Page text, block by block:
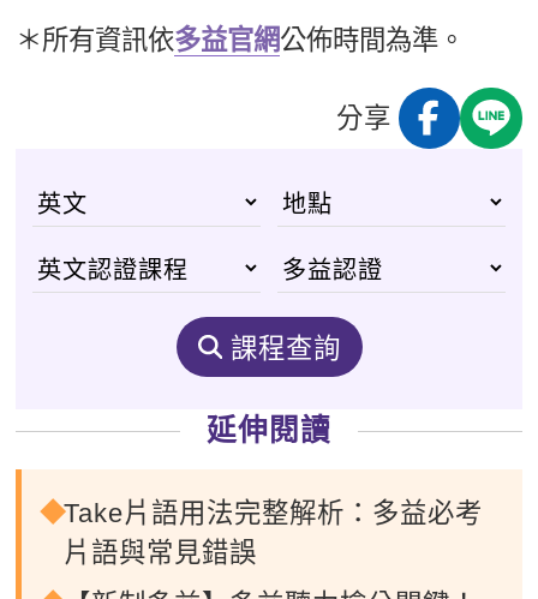
＊所有資訊依多益官網公佈時間為準。
分享
課程查詢
延伸閱讀
Take片語用法完整解析：多益必考
片語與常見錯誤